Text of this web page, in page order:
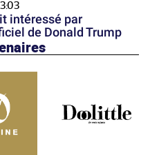
intéressé par
de Donald Trump